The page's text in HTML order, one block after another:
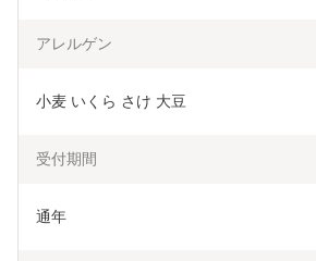
アレルゲン
小麦 いくら さけ 大豆
受付期間
通年